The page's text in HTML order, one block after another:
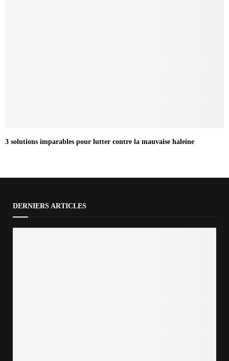
3 solutions imparables pour lutter contre la mauvaise haleine
DERNIERS ARTICLES